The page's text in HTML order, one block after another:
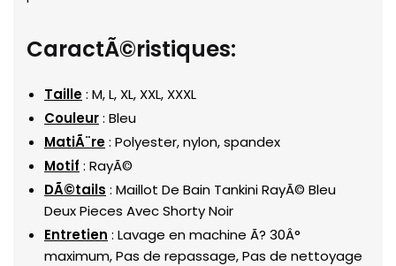
CaractÃ©ristiques:
Taille: M, L, XL, XXL, XXXL
Couleur: Bleu
MatiÃ¨re: Polyester, nylon, spandex
Motif : RayÃ©
DÃ©tails : Maillot De Bain Tankini RayÃ© Bleu
Deux Pieces Avec Shorty Noir
Entretien : Lavage en machine Ã? 30Â°
maximum, Pas de repassage, Pas de nettoyage